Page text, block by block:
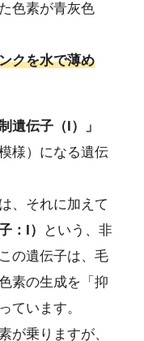
色素が青灰色
クを水で薄め
遺伝子（I）」
様）になる遺伝
、それに加えて
：I）
という、非
の遺伝子は、毛
素の生成を「抑
ています。
が乗りますが、